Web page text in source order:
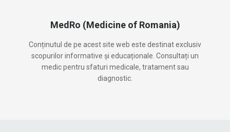
MedRo (Medicine of Romania)
Conținutul de pe acest site web este destinat exclusiv
scopurilor informative și educaționale. Consultați un
medic pentru sfaturi medicale, tratament sau
diagnostic.